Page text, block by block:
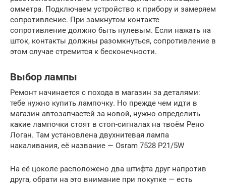
омметра. Подключаем устройство к прибору и замеряем
сопротивление. При замкнутом контакте
сопротивление должно быть нулевым. Если нажать на
шток, контакты должны разомкнуться, сопротивление в
этом случае стремится к бесконечности.
Выбор лампы
Ремонт начинается с похода в магазин за деталями:
тебе нужно купить лампочку. Но прежде чем идти в
магазин автозапчастей за новой, нужно определить
какие лампочки стоят в стоп-сигналах на твоём Рено
Логан. Там установлена двухнитевая лампа
накаливания, её название — Osram 7528 P21/5W
На её цоколе расположено два штифта друг напротив
друга, обрати на это внимание при покупке — есть